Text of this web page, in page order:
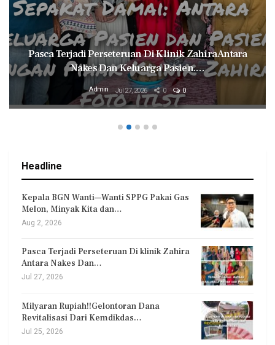
Pasca Terjadi Perseteruan Di Klinik Zahira Antara
Nakes Dan Keluarga Pasien.…
Admin Jul 27, 2026 0 0
Headline
Kepala BGN Wanti—Wanti SPPG Pakai Gas
Melon, Minyak Kita dan…
Aug 2, 2026
Pasca Terjadi Perseteruan Di klinik Zahira
Antara Nakes Dan…
Jul 27, 2026
Milyaran Rupiah!!Gelontoran Dana
Revitalisasi Dari Kemdikdas…
Jul 25, 2026